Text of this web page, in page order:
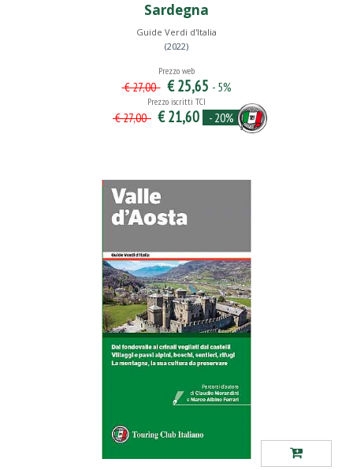
Sardegna
Guide Verdi d'Italia
(2022)
Prezzo web
€ 27,00 € 25,65 - 5%
Prezzo iscritti TCI
€ 27,00 € 21,60 - 20%